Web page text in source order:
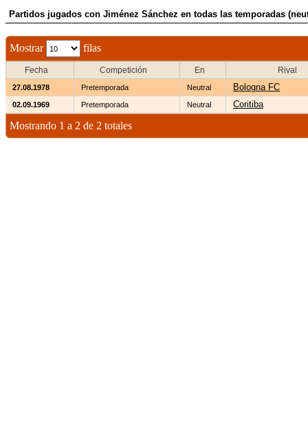
Partidos jugados con Jiménez Sánchez en todas las temporadas
Mostrar filas
Fecha Competición En Rival
27.08.1978 Pretemporada Neutral Bologna FC
02.09.1969 Pretemporada Neutral Coritiba
Mostrando 1 a 2 de 2 totales